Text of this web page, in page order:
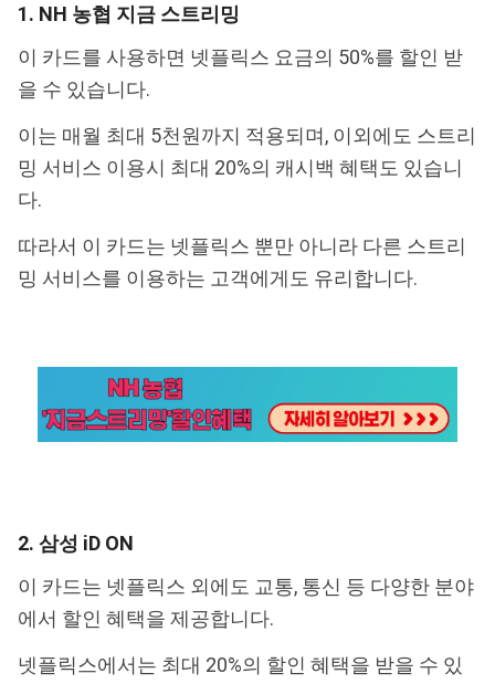
1. NH 농협 지금 스트리밍
이 카드를 사용하면 넷플릭스 요금의 50%를 할인 받
을 수 있습니다.
이는 매월 최대 5천원까지 적용되며, 이외에도 스트리
밍 서비스 이용시 최대 20%의 캐시백 혜택도 있습니
다.
따라서 이 카드는 넷플릭스 뿐만 아니라 다른 스트리
밍 서비스를 이용하는 고객에게도 유리합니다.
2. 삼성 iD ON
이 카드는 넷플릭스 외에도 교통, 통신 등 다양한 분야
에서 할인 혜택을 제공합니다.
넷플릭스에서는 최대 20%의 할인 혜택을 받을 수 있